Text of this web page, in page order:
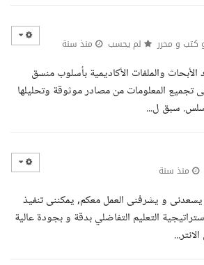
كتب و محرر لم يحسب منذ سنة
والملفات الأكاديمية بأسلوب منسق
تجميع المعلومات من مصادر موثوقة وتحليلها
سبق ل...
منذ سنة
يسعدنى و يشرفنى العمل معكم, يمكننى تنفيذ
التعليم التفاضلي بدقة و بجودة عالية